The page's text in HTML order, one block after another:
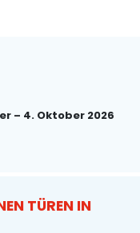
– 4. Oktober 2026
TÜREN IN